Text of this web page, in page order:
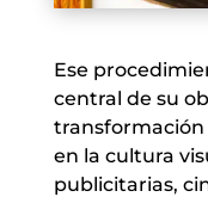
Ese
central de su
transformación
en la cultura
publicitarias,